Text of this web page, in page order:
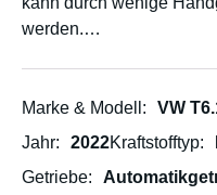
werden.
durch mobile Polster
mehr.
- Leistungsstarke
Marke & Modell
VW
Jahr
2022Kraftstofftyp
Getriebe